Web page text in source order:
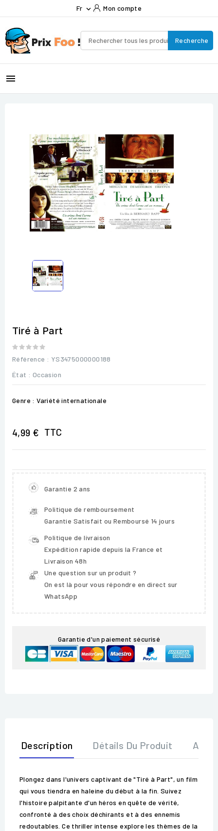
Fr  Mon compte
Recherche

Tiré à Part
Référence : YS3475000000188
État : Occasion
Genre : Variété internationale
4,99 € TTC
Garantie 2 ans
Politique de remboursement
Garantie Satisfait ou Remboursé 14 jours
Politique de livraison
Expédition rapide depuis la France et
Livraison 48h
Une question sur un produit ?
On est là pour vous répondre en direct sur
WhatsApp
Garantie d'un paiement sécurisé
Description Détails Du Produit Avis
Plongez dans l'univers captivant de "Tiré à Part", un film
qui vous tiendra en haleine du début à la fin. Suivez
l'histoire palpitante d'un héros en quête de vérité,
confronté à des choix déchirants et à des ennemis
redoutables. Ce thriller intense explore les thèmes de la